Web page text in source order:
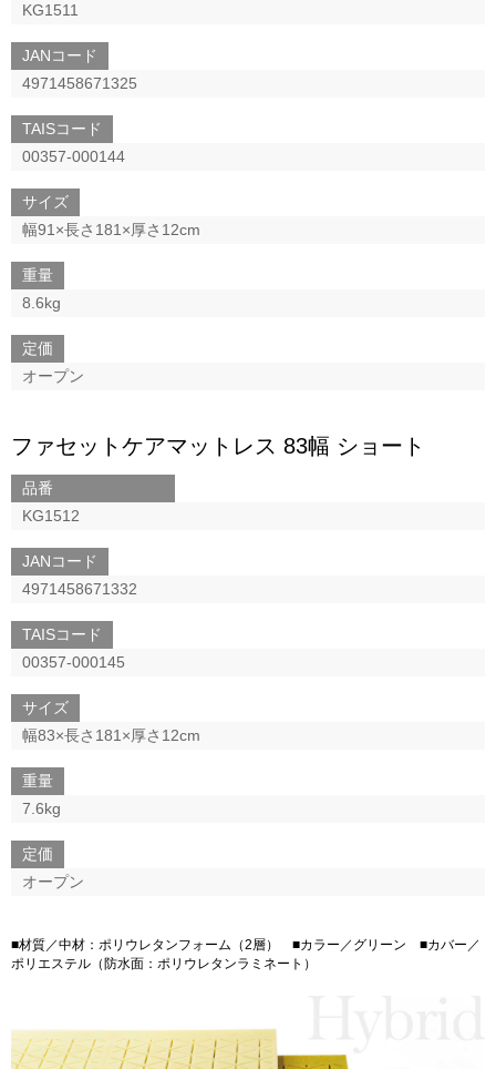
KG1511
JANコード
4971458671325
TAISコード
00357-000144
サイズ
幅91×長さ181×厚さ12cm
重量
8.6kg
定価
オープン
ファセットケアマットレス 83幅 ショート
品番
KG1512
JANコード
4971458671332
TAISコード
00357-000145
サイズ
幅83×長さ181×厚さ12cm
重量
7.6kg
定価
オープン
■材質／中材：ポリウレタンフォーム（2層） ■カラー／グリーン ■カバー／
ポリエステル（防水面：ポリウレタンラミネート）